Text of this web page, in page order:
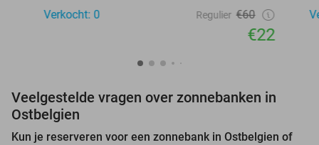
Verkocht: 0
Regulier €60
€22
Veelgestelde vragen over zonnebanken in
Ostbelgien
Kun je reserveren voor een zonnebank in Ostbelgien of